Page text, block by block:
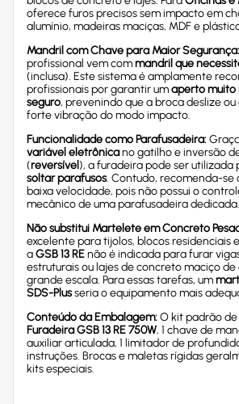
oferece furos precisos sem impacto em
alumínio, madeiras maciças, MDF e
Mandril com Chave para Maior Segurança:
profissional vem commandril que
(inclusa). Este sistema é amplamente
profissionais por garantir umaperto muito
seguro, prevenindo que a broca deslize
forte vibração do modo impacto.
Funcionalidade como Parafusadeira:
variável eletrônicano gatilho e inversão
(reversível ), a furadeira pode ser utilizada
soltar parafusos. Contudo, recomenda-se
baixa velocidade, pois não possui o
mecânico de uma parafusadeira dedicada.
Não substitui Martelete em Concreto
excelente para tijolos, blocos residenciais
aGSB 13 REnão é indicada para furar
estruturais ou lajes de concreto maciço
grande escala. Para essas tarefas, um
SDS-Plusseria o equipamento mais
Conteúdo da Embalagem:O kit padrão
Furadeira GSB 13 RE 750W, 1 chave de
auxiliar articulada, 1 limitador de
instruções. Brocas e maletas rígidas
kits especiais.